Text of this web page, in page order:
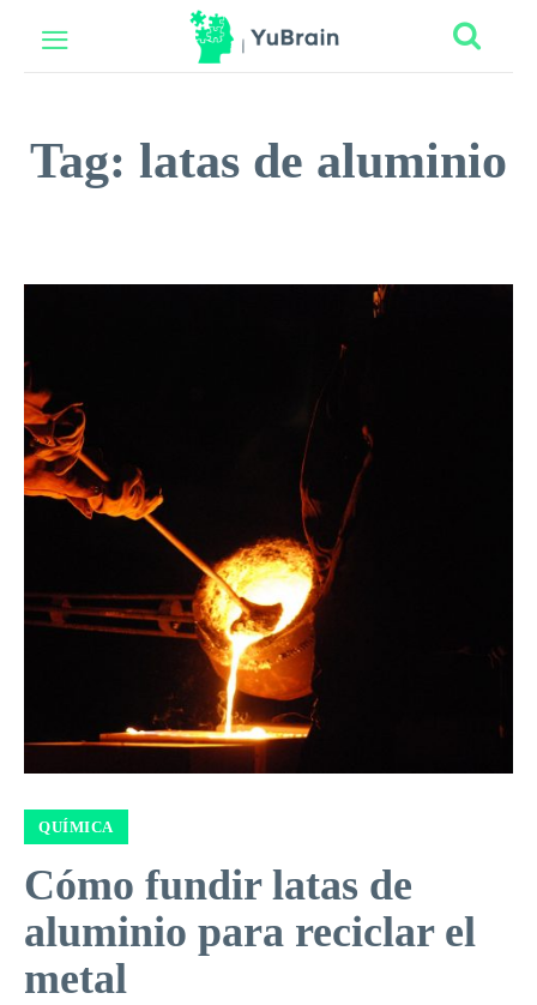
Tag: latas de aluminio
QUÍMICA
Cómo fundir latas de
aluminio para reciclar el
metal